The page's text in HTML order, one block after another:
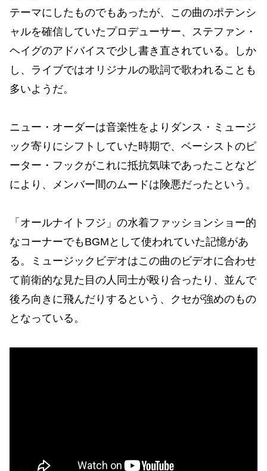
テーマにしたものでもあったが、この曲のポテンシ
ャルを確信していたプロデューサー、ステファン・
ヘイグのアドバイスで少し書き直されている。しか
し、ライブではオリジナルの歌詞で歌われることも
多いようだ。
ニュー・オーダーは音楽性をよりダンス・ミュージ
ック寄りにシフトしていた時期で、ベーシストのピ
ーター・フックがこれに抵抗気味であったことなど
により、メンバー間のムードは険悪だったという。
「オールナイトフジ」の水着ファッションショー的
なコーナーでもBGMとして使われていた記憶があ
る。ミュージックビデオはこの曲のビデオに合わせ
て前衛的な見た目の人同士が殴り合ったり、並んで
後ろ向きに飛んだりするという、クセが強めのもの
となっている。